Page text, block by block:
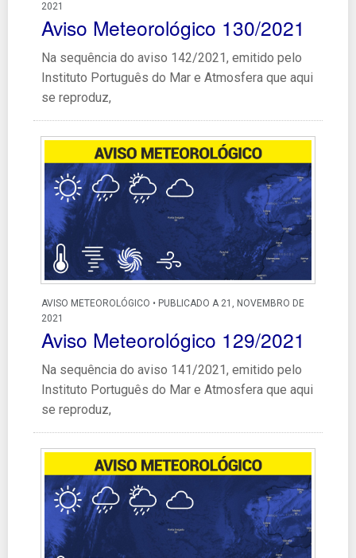
2021
Aviso Meteorológico 130/2021
Na sequência do aviso 142/2021, emitido pelo
Instituto Português do Mar e Atmosfera que aqui
se reproduz,
AVISO METEOROLÓGICO • PUBLICADO A 21, NOVEMBRO DE
2021
Aviso Meteorológico 129/2021
Na sequência do aviso 141/2021, emitido pelo
Instituto Português do Mar e Atmosfera que aqui
se reproduz,